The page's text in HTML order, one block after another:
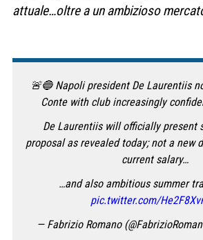
attuale…oltrea un ambizioso
🚨🔵 Napoli president De Laurentiis
Conte with club increasingly
De Laurentiis will officially present
proposal as revealed today; not a new
current salary…
…and also ambitious summer
pic.twitter.com/
— Fabrizio Romano